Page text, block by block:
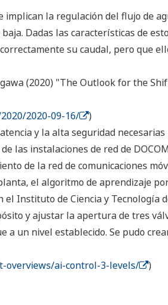
la regulación del flujo de
Dadas las características de
su caudal, pero que
(2020) "The Outlook for the
2020-09-16/
)
y la alta seguridad necesarias
las instalaciones de red de
de la red de comunicaciones
el algoritmo de aprendizaje
Instituto de Ciencia y Tecnología
y ajustar la apertura de tres
un nivel establecido. Se pudo
overviews/ai-control-3-levels/ )